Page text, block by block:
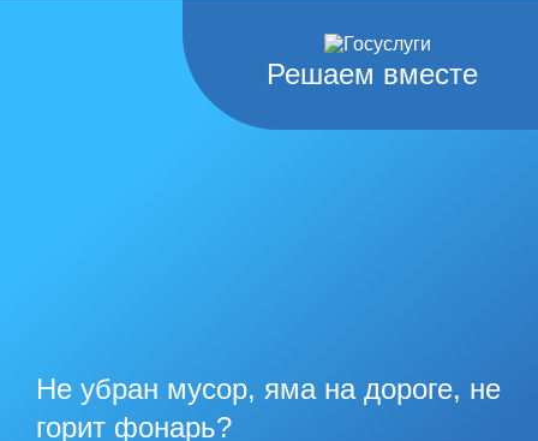
Решаем вместе
Не убран мусор, яма на дороге, не
горит фонарь?